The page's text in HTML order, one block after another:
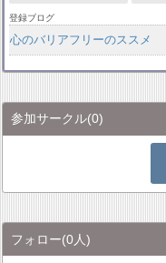
登録ブログ
心のバリアフリーのススメ
参加サークル(0)
フォロー(0人)